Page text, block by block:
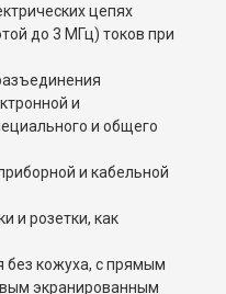
цепях
до 3 МГц) токов при
и
и общего
и кабельной
и розетки, как
без кожуха, с прямым
экранированным